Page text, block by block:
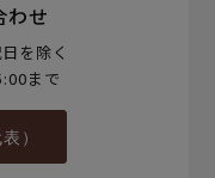
わせ
を除く
まで
）